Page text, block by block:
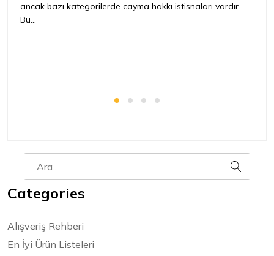
ancak bazı kategorilerde cayma hakkı istisnaları vardır.
Bu...
Categories
Alışveriş Rehberi
En İyi Ürün Listeleri